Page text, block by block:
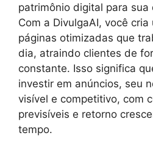
patrimônio digital para
Com a DivulgaAI, você
páginas otimizadas que
dia, atraindo clientes de
constante. Isso significa
investir em anúncios, seu
visível e competitivo, com
previsíveis e retorno
tempo.